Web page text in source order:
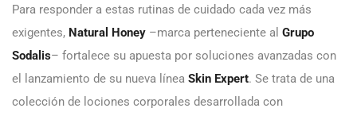
Para responder a estas rutinas de cuidado cada vez más
exigentes, Natural Honey –marca perteneciente al Grupo
Sodalis– fortalece su apuesta por soluciones avanzadas con
el lanzamiento de su nueva línea Skin Expert. Se trata de una
colección de lociones corporales desarrollada con